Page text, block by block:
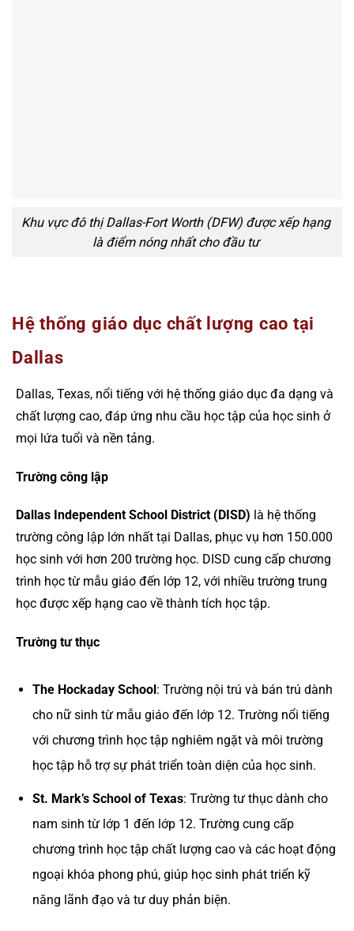
Khu vực đô thị Dallas-Fort Worth (DFW) được xếp hạng
là điểm nóng nhất cho đầu tư
Hệ thống giáo dục chất lượng cao tại
Dallas
Dallas, Texas, nổi tiếng với hệ thống giáo dục đa dạng và
chất lượng cao, đáp ứng nhu cầu học tập của học sinh ở
mọi lứa tuổi và nền tảng.
Trường công lập
Dallas Independent School District (DISD) là hệ thống
trường công lập lớn nhất tại Dallas, phục vụ hơn 150.000
học sinh với hơn 200 trường học. DISD cung cấp chương
trình học từ mẫu giáo đến lớp 12, với nhiều trường trung
học được xếp hạng cao về thành tích học tập.
Trường tư thục
The Hockaday School : Trường nội trú và bán trú dành
cho nữ sinh từ mẫu giáo đến lớp 12. Trường nổi tiếng
với chương trình học tập nghiêm ngặt và môi trường
học tập hỗ trợ sự phát triển toàn diện của học sinh.
St. Mark’s School of Texas: Trường tư thục dành cho
nam sinh từ lớp 1 đến lớp 12. Trường cung cấp
chương trình học tập chất lượng cao và các hoạt động
ngoại khóa phong phú, giúp học sinh phát triển kỹ
năng lãnh đạo và tư duy phản biện.